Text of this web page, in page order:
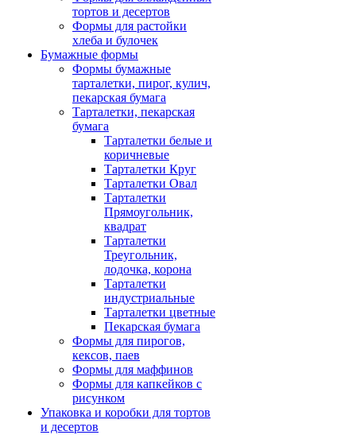
тортов и десертов
Формы для растойки
хлеба и булочек
Бумажные формы
Формы бумажные
тарталетки, пирог, кулич,
пекарская бумага
Тарталетки, пекарская
бумага
Тарталетки белые и
коричневые
Тарталетки Круг
Тарталетки Овал
Тарталетки
Прямоугольник,
квадрат
Тарталетки
Треугольник,
лодочка, корона
Тарталетки
индустриальные
Тарталетки цветные
Пекарская бумага
Формы для пирогов,
кексов, паев
Формы для маффинов
Формы для капкейков с
рисунком
Упаковка и коробки для тортов
и десертов